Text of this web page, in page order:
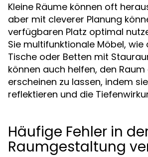
Kleine Räume können oft
aber mit cleverer Planung
verfügbaren Platz optimal
Sie multifunktionale Möbel,
Tische oder Betten mit
können auch helfen, den
erscheinen zu lassen, indem
reflektieren und die
Häufige Fehler in
Raumgestaltung